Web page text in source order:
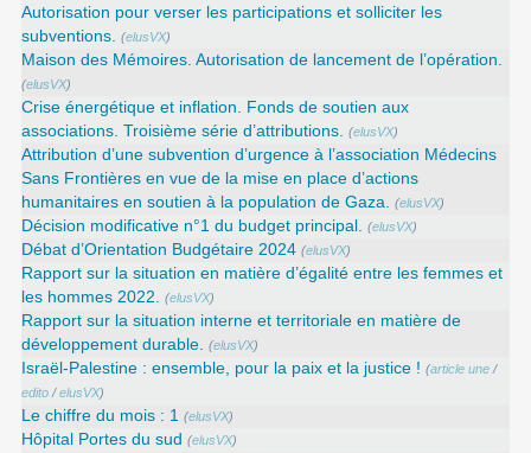
Autorisation pour verser les participations et solliciter les
subventions. (elusVX)
Maison des Mémoires. Autorisation de lancement de l’opération.
(elusVX)
Crise énergétique et inflation. Fonds de soutien aux
associations. Troisième série d’attributions. (elusVX)
Attribution d’une subvention d’urgence à l’association Médecins
Sans Frontières en vue de la mise en place d’actions
humanitaires en soutien à la population de Gaza. (elusVX)
Décision modificative n°1 du budget principal. (elusVX)
Débat d’Orientation Budgétaire 2024 (elusVX)
Rapport sur la situation en matière d’égalité entre les femmes et
les hommes 2022. (elusVX)
Rapport sur la situation interne et territoriale en matière de
développement durable. (elusVX)
Israël-Palestine : ensemble, pour la paix et la justice ! (article une /
edito /elusVX)
Le chiffre du mois : 1 (elusVX)
Hôpital Portes du sud (elusVX)